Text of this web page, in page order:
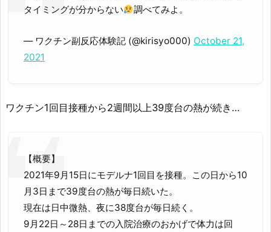
タイミングが分からない
調べてみよ。
— ワクチン副反応体験記 (@kirisyo000) October 21,
2021
ワクチン1回目接種から2週間以上39度台の熱が続き…
【概要】
2021年9月15日にモデルナ1回目を接種。この日から10
月3日まで39度台の熱が毎日続いた。
現在は日中微熱、夜に38度台が毎日続く。
9月22日～28日までの入院治療のおかげで体力は回